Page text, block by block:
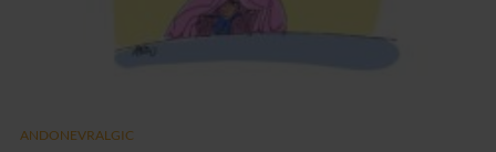
ANDONEVRALGIC